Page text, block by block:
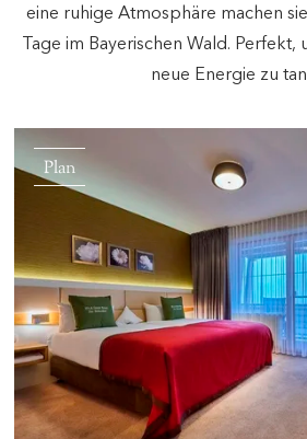
eine ruhige Atmosphäre machen
Tage im Bayerischen Wald. Perfekt,
neue Energie zu
Plan